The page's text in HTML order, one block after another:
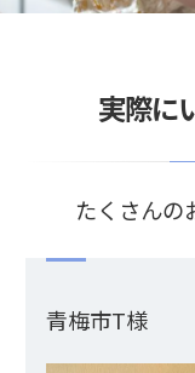
実際に
たくさんの
青梅市T様